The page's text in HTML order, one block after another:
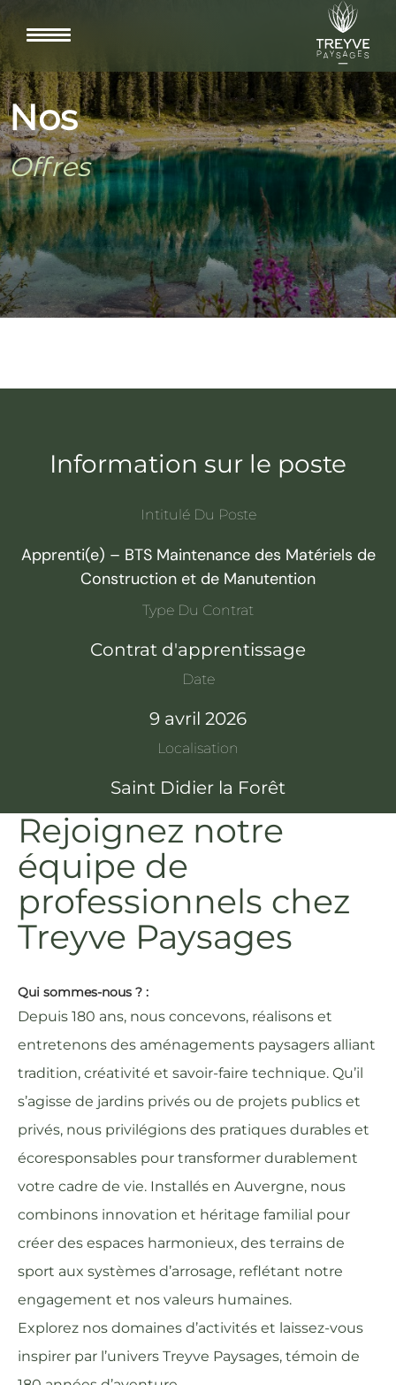
Nos
Offres
Information sur le poste
Intitulé Du Poste
Apprenti(e) – BTS Maintenance des Matériels de
Construction et de Manutention
Type Du Contrat
Contrat d'apprentissage
Date
9 avril 2026
Localisation
Saint Didier la Forêt
Rejoignez notre
équipe de
professionnels chez
Treyve Paysages
Qui sommes-nous ? :
Depuis 180 ans, nous concevons, réalisons et
entretenons des aménagements paysagers alliant
tradition, créativité et savoir-faire technique. Qu’il
s’agisse de jardins privés ou de projets publics et
privés, nous privilégions des pratiques durables et
écoresponsables pour transformer durablement
votre cadre de vie. Installés en Auvergne, nous
combinons innovation et héritage familial pour
créer des espaces harmonieux, des terrains de
sport aux systèmes d’arrosage, reflétant notre
engagement et nos valeurs humaines.
Explorez nos domaines d’activités et laissez-vous
inspirer par l’univers Treyve Paysages, témoin de